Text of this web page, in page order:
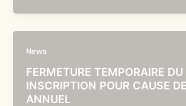
News
FERMETURE TEMPORAIRE DU
INSCRIPTION POUR CAUSE
ANNUEL